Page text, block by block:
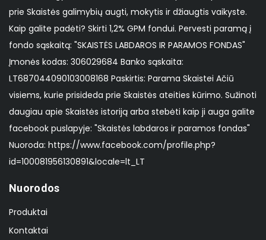
prie Skaistės galimybių augti, mokytis ir džiaugtis vaikyste.
Kaip galite padėti? Skirti 1,2% GPM fondui. Pervesti paramą į
fondo sąskaitą: "SKAISTĖS LABDAROS IR PARAMOS FONDAS"
Įmonės kodas: 306029684 Banko sąskaita:
LT687044090103008168 Paskirtis: Parama Skaistei Ačiū
visiems, kurie prisideda prie Skaistės ateities kūrimo. Sužinoti
daugiau apie Skaistės istoriją arba stebėti kaip ji auga galite
facebook puslapyje: "Skaistės labdaros ir paramos fondas"
Nuoroda: https://www.facebook.com/profile.php?
id=100081956130891&locale=lt_LT
Nuorodos
Produktai
Kontaktai